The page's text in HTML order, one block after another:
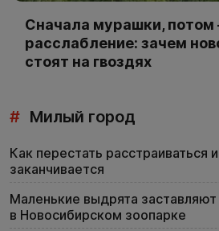
Сначала мурашки,
расслабление: зачем
стоят на гвоздях
# Милый город
Как перестать расстраиваться
заканчивается
Маленькие выдрята
в Новосибирском зоопарке